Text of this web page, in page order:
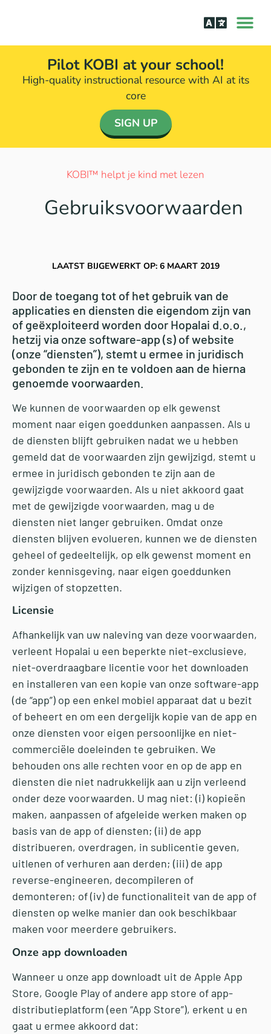
Pilot KOBI at your school!
High-quality instructional resource with AI at its
core​
SIGN UP
KOBI™ helpt je kind met lezen​
Gebruiksvoorwaarden
LAATST BIJGEWERKT OP: 6 MAART 2019
Door de toegang tot of het gebruik van de
applicaties en diensten die eigendom zijn van
of geëxploiteerd worden door Hopalai d.o.o.,
hetzij via onze software-app (s) of website
(onze “diensten”), stemt u ermee in juridisch
gebonden te zijn en te voldoen aan de hierna
genoemde voorwaarden.
We kunnen de voorwaarden op elk gewenst
moment naar eigen goeddunken aanpassen. Als u
de diensten blijft gebruiken nadat we u hebben
gemeld dat de voorwaarden zijn gewijzigd, stemt u
ermee in juridisch gebonden te zijn aan de
gewijzigde voorwaarden. Als u niet akkoord gaat
met de gewijzigde voorwaarden, mag u de
diensten niet langer gebruiken. Omdat onze
diensten blijven evolueren, kunnen we de diensten
geheel of gedeeltelijk, op elk gewenst moment en
zonder kennisgeving, naar eigen goeddunken
wijzigen of stopzetten.
Licensie
Afhankelijk van uw naleving van deze voorwaarden,
verleent Hopalai u een beperkte niet-exclusieve,
niet-overdraagbare licentie voor het downloaden
en installeren van een kopie van onze software-app
(de “app”) op een enkel mobiel apparaat dat u bezit
of beheert en om een dergelijk kopie van de app en
onze diensten voor eigen persoonlijke en niet-
commerciële doeleinden te gebruiken. We
behouden ons alle rechten voor en op de app en
diensten die niet nadrukkelijk aan u zijn verleend
onder deze voorwaarden. U mag niet: (i) kopieën
maken, aanpassen of afgeleide werken maken op
basis van de app of diensten; (ii) de app
distribueren, overdragen, in sublicentie geven,
uitlenen of verhuren aan derden; (iii) de app
reverse-engineeren, decompileren of
demonteren; of (iv) de functionaliteit van de app of
diensten op welke manier dan ook beschikbaar
maken voor meerdere gebruikers.
Onze app downloaden
Wanneer u onze app downloadt uit de Apple App
Store, Google Play of andere app store of app-
distributieplatform (een “App Store”), erkent u en
gaat u ermee akkoord dat: